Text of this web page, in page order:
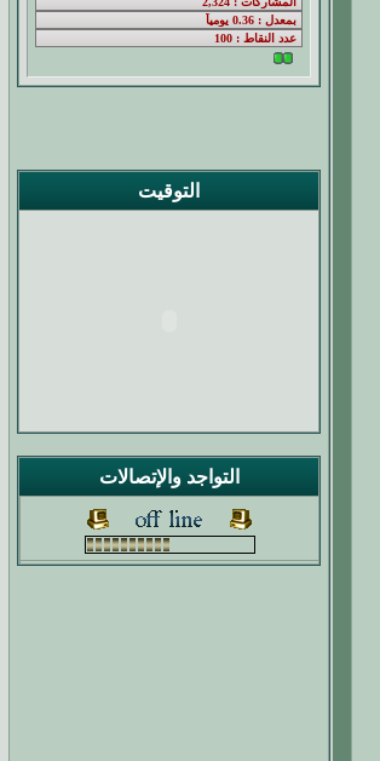
التوقيت
التواجد والإتصالات